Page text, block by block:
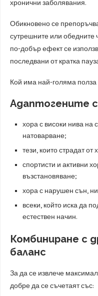
хронични заболявания.
Обикновено се
сутрешните или обедните
по-добър ефект се
последвани от кратка
Кой има най-голяма полза
Адаптогените
хора с високи нива на
натоварване;
тези, които страдат
спортисти и активни
възстановяване;
хора с нарушен сън,
всеки, който иска да
естествен начин.
Комбиниране с
баланс
За да се извлече
добре да се съчетаят със: